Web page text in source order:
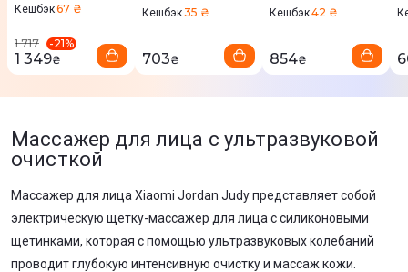
Кешбэк67 ₴
1 717 -21%
1 349₴
Кешбэк35 ₴
703₴
Кешбэк42 ₴
854₴
Массажер для лица с ультразвуковой
очисткой
Массажер для лица Xiaomi Jordan Judy представляет собой
электрическую щетку-массажер для лица с силиконовыми
щетинками, которая с помощью ультразвуковых колебаний
проводит глубокую интенсивную очистку и массаж кожи.